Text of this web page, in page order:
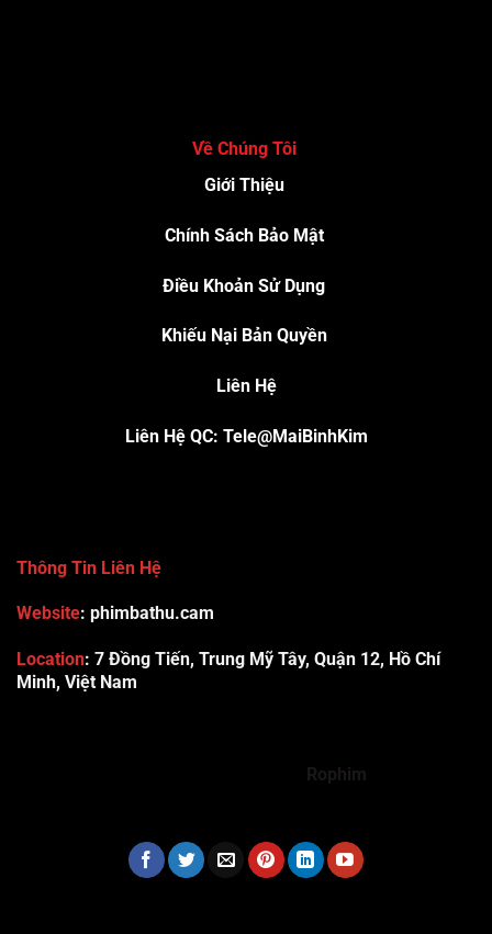
Về Chúng Tôi
Giới Thiệu
Chính Sách Bảo Mật
Điều Khoản Sử Dụng
Khiếu Nại Bản Quyền
Liên Hệ
Liên Hệ QC: Tele@MaiBinhKim
Thông Tin Liên Hệ
Website: phimbathu.cam
Location: 7 Đồng Tiến, Trung Mỹ Tây, Quận 12, Hồ Chí
Minh, Việt Nam
Rophim